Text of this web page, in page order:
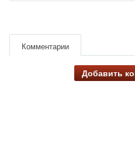
Комментарии
Добавить